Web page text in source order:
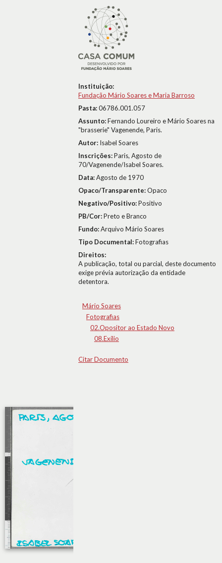
Instituição:
Fundação Mário Soares e Maria Barroso
Pasta:06786.001.057
Assunto:Fernando Loureiro e Mário Soares na
"brasserie" Vagenende, Paris.
Autor: Isabel Soares
Inscrições:Paris, Agosto de
70/Vagenende/Isabel Soares.
Data:Agosto de 1970
Opaco/Transparente:Opaco
Negativo/Positivo:Positivo
PB/Cor:Preto e Branco
Fundo:Arquivo Mário Soares
Tipo Documental:Fotografias
Direitos:
A publicação, total ou parcial, deste documento
exige prévia autorização da entidade
detentora.
Mário Soares
Fotografias
02.Opositor ao Estado Novo
08.Exílio
Citar Documento